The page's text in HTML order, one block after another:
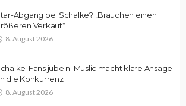
Abgang bei Schalke? „Brauchen einen
Verkauf“
8. August 2026
Fans jubeln: Muslic macht klare Ansage
die Konkurrenz
8. August 2026